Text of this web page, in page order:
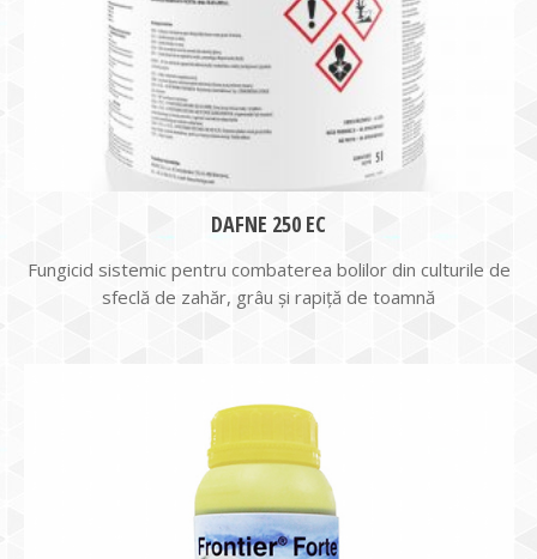
DAFNE 250 EC
Fungicid sistemic pentru combaterea bolilor din culturile de
sfeclă de zahăr, grâu şi rapiţă de toamnă